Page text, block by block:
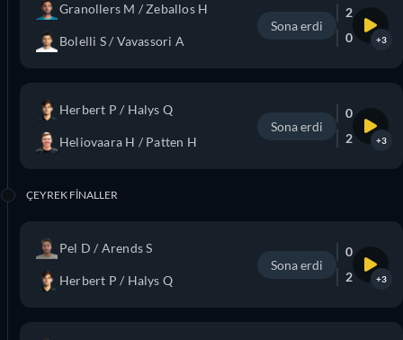
Granollers M / Zeballos H
Bolelli S / Vavassori A
Sona erdi
2
0
+3
Herbert P / Halys Q
Heliovaara H / Patten H
Sona erdi
0
2
+3
ÇEYREK FINALLER
Pel D / Arends S
Herbert P / Halys Q
Sona erdi
0
2
+3